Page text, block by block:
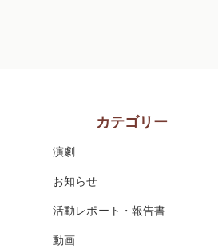
カテゴリー
演劇
お知らせ
活動レポート・報告書
動画